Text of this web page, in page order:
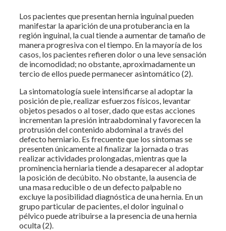
Los pacientes que presentan hernia inguinal pueden
manifestar la aparición de una protuberancia en la
región inguinal, la cual tiende a aumentar de tamaño de
manera progresiva con el tiempo. En la mayoría de los
casos, los pacientes refieren dolor o una leve sensación
de incomodidad; no obstante, aproximadamente un
tercio de ellos puede permanecer asintomático (2).
La sintomatología suele intensificarse al adoptar la
posición de pie, realizar esfuerzos físicos, levantar
objetos pesados o al toser, dado que estas acciones
incrementan la presión intraabdominal y favorecen la
protrusión del contenido abdominal a través del
defecto herniario. Es frecuente que los síntomas se
presenten únicamente al finalizar la jornada o tras
realizar actividades prolongadas, mientras que la
prominencia herniaria tiende a desaparecer al adoptar
la posición de decúbito. No obstante, la ausencia de
una masa reducible o de un defecto palpable no
excluye la posibilidad diagnóstica de una hernia. En un
grupo particular de pacientes, el dolor inguinal o
pélvico puede atribuirse a la presencia de una hernia
oculta (2).